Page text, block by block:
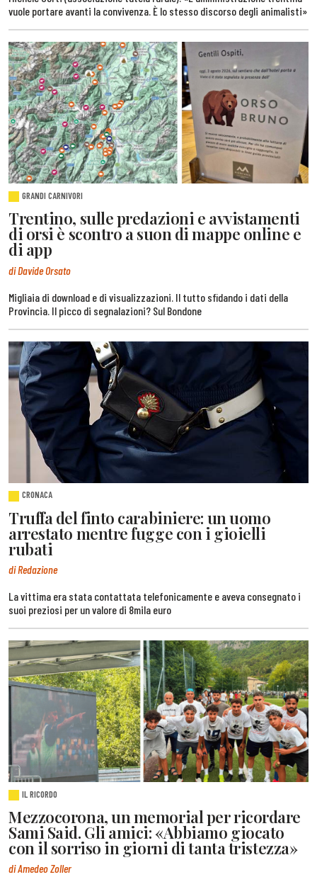
vuole portare avanti la convivenza. È lo stesso discorso degli animalisti»
GRANDI CARNIVORI
Trentino, sulle predazioni e avvistamenti
di orsi è scontro a suon di mappe online e
di app
di Davide Orsato
Migliaia di download e di visualizzazioni. Il tutto sfidando i dati della
Provincia. Il picco di segnalazioni? Sul Bondone
CRONACA
Truffa del finto carabiniere: un uomo
arrestato mentre fugge con i gioielli
rubati
di Redazione
La vittima era stata contattata telefonicamente e aveva consegnato i
suoi preziosi per un valore di 8mila euro
IL RICORDO
Mezzocorona, un memorial per ricordare
Sami Said. Gli amici: «Abbiamo giocato
con il sorriso in giorni di tanta tristezza»
di Amedeo Zoller